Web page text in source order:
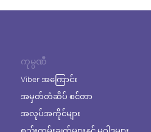
ကုမ္ပဏီ
Viber အကြောင်း
အမှတ်တံဆိပ် စင်တာ
အလုပ်အကိုင်များ